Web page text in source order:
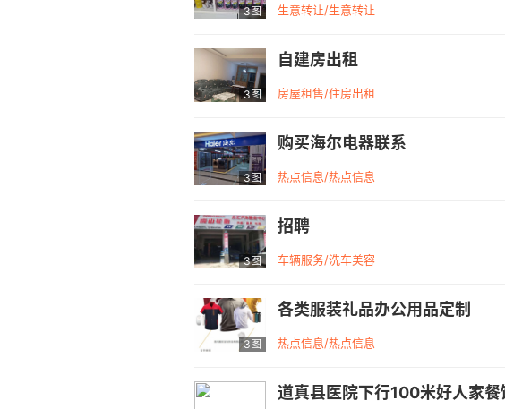
3图 生意转让/生意转让
3图
自建房出租
房屋租售/住房出租
3图
购买海尔电器联系
热点信息/热点信息
3图
招聘
车辆服务/洗车美容
3图
各类服装礼品办公用品定制
热点信息/热点信息
道真县医院下行100米好人家餐